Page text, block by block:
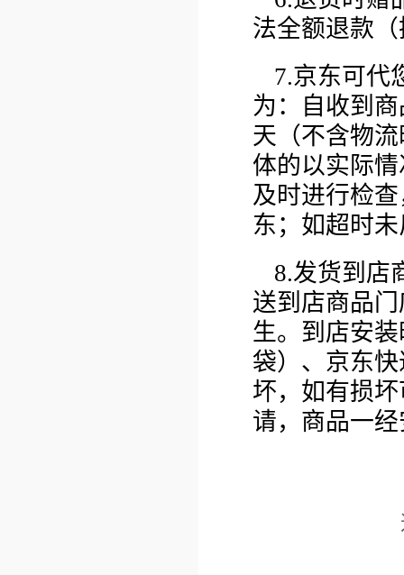
法全额退款
7.京东可代
为：自收到
天（不含物
体的以实际
及时进行检
东；如超时
8.发货到店
送到店商品
生。到店安
袋）、京东
坏，如有损
请，商品一